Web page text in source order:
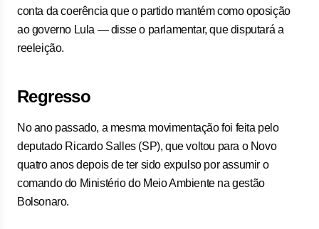
conta da coerência que o partido mantém como oposição
ao governo Lula — disse o parlamentar, que disputará a
reeleição.
Regresso
No ano passado, a mesma movimentação foi feita pelo
deputado Ricardo Salles (SP), que voltou para o Novo
quatro anos depois de ter sido expulso por assumir o
comando do Ministério do Meio Ambiente na gestão
Bolsonaro.